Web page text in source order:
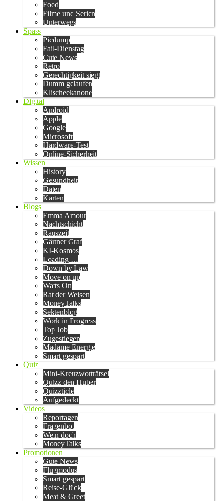
Food
Filme und Serien
Unterwegs
Spass
Picdump
Fail-Dienstag
Cute News
Retro
Gerechtigkeit siegt
Dumm gelaufen
Klischeekanone
Digital
Android
Apple
Google
Microsoft
Hardware-Test
Online-Sicherheit
Wissen
History
Gesundheit
Daten
Karten
Blogs
Emma Amour
Nachtschicht
Rauszeit
Gärtner Graf
KI-Kosmos
Loading …
Down by Law
Move on up
Watts On
Rat der Weisen
MoneyTalks
Sektenblog
Work in Progress
Top Job
Zugestiegen
Madame Energie
Smart gespart
Quiz
Mini-Kreuzworträtsel
Quizz den Huber
Quizzticle
Aufgedeckt
Videos
Reportagen
Fragenbot
Wein doch
MoneyTalks
Promotionen
Gute News
Flugmodus
Smart gespart
Reise-Glück
Meat & Greet